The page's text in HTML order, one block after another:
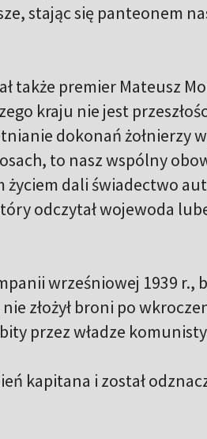
stając się panteonem
także premier Mateusz
kraju nie jest
dokonań żołnierzy
to nasz wspólny
dali świadectwo
odczytał wojewoda
wrześniowej 1939 r.,
złożył broni po
przez władze
kapitana i został